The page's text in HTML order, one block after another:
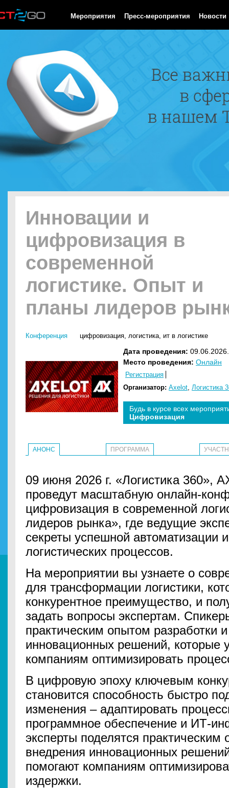
Мероприятия Пресс-мероприятия Новости
Инновации и
цифровизация в
современной
логистике. Опыт и
планы лидеров
Конференция цифровизация, логистика, ит в логистике
Дата проведения:
Место проведения: Онлайн
Регистрация
Организатор: Axelot, Логистика
Будь в курсе всех
Цифровизация
АНОНС ПРОГРАММА
09 июня 2026 г. «Логистика 360»,
проведут масштабную онлайн-
цифровизация в современной
лидеров рынка», где ведущие
секреты успешной автоматизации
логистических процессов.
На мероприятии вы узнаете о
для трансформации логистики,
конкурентное преимущество, и
задать вопросы экспертам.
практическим опытом разработки
инновационных решений, которые
компаниям оптимизировать
В цифровую эпоху ключевым
становится способность быстро
изменения – адаптировать
программное обеспечение и ИТ-
эксперты поделятся практическим
внедрения инновационных
помогают компаниям
издержки.